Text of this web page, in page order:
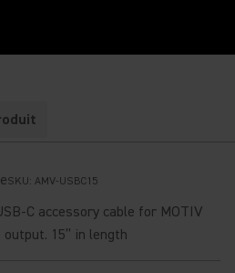
SKU: AMV-USBC15
C accessory cable for MOTIV
15” in length